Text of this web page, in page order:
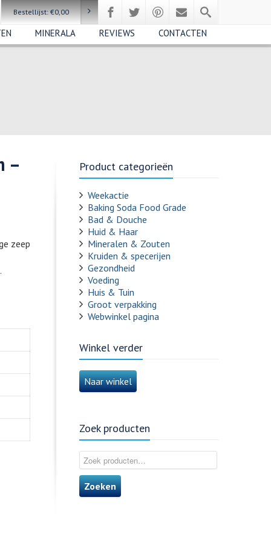
Bestellijst:€0,00
MINERALA REVIEWS CONTACTEN
–
zeep
Product categorieën
Weekactie
Baking Soda Food Grade
Bad & Douche
Huid & Haar
Mineralen & Zouten
Kruiden & specerijen
Gezondheid
Voeding
Huis & Tuin
Groot verpakking
Webwinkel pagina
Winkel verder
Naar winkel
Zoek producten
Zoeken